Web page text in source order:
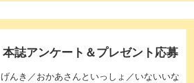
本誌アンケート＆プレゼント応募
げんき／おかあさんといっしょ／いないいな